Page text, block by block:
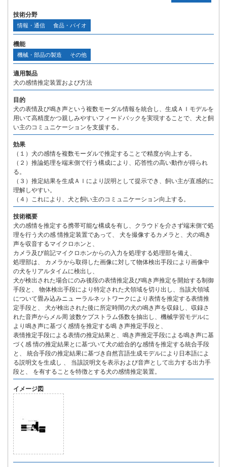
技術分野
情報・通信 食品・バイオ
機能
機械・部品の製造 その他
適用製品
犬の感情推定装置および方法
目的
犬の表情及び鳴き声という複数モーダル情報を統合し、生成ＡＩモデルを
用いて高精度かつ親しみやすいフィードバックを実現することで、犬と飼
い主のコミュニケーションを支援する。
効果
（１）犬の感情を複数モーダルで推定することで精度が向上する。
（２）推論処理を端末側で行う構成により、応答性の高い動作が得られ
る。
（３）推定結果を生成ＡＩにより説明として提示でき、飼い主が直感的に
理解しやすい。
（４）これにより、犬と飼い主のコミュニケーション向上する。
技術概要
犬の感情を推定する携帯可能な構成を有し、クラウドを介さず端末側で処
理を行う犬の感 情推定装置であって、 犬を撮像するカメラと、犬の鳴き
声を収音するマイクロホンと、
カメラ及び前記マイクロホンからの入力を処理する処理部を備え、
処理部は、 カメラから取得した画像に対して物体検出手段により画像中
の犬をリアルタイムに検出し、
犬が検出された場合にのみ後段の表情推定及び鳴き声推定を開始する制御
手段と、 物体検出手段により特定された犬領域を切り出し、当該犬領域
について畳み込みニュ ーラルネットワークにより表情を推定する表情推
定手段と、 犬が検出された後に所定時間の犬の鳴き声を収録し、収録さ
れた音声からメル周 波数ケプストラム係数を抽出し、機械学習モデルに
より鳴き声に基づく感情を推定する鳴 き声推定手段と、
表情推定手段による表情の推定結果と、鳴き声推定手段による鳴き声に基
づく感 情の推定結果とに基づいて犬の総合的な感情を推定する統合手段
と、 統合手段の推定結果に基づき自然言語生成モデルにより日本語によ
る説明文を生成し 、 当該説明文を表示および音声として出力する出力手
段と、 を有することを特徴とする犬の感情推定装置。
イメージ図